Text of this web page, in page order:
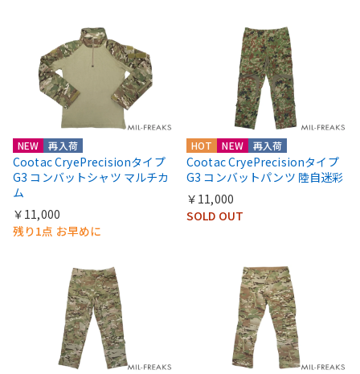
NEW 再入荷
Cootac CryePrecisionタイプ
G3 コンバットシャツ マルチカ
ム
￥11,000
残り1点 お早めに
HOT NEW 再入荷
Cootac CryePrecisionタイプ
G3 コンバットパンツ 陸自迷彩
￥11,000
SOLD OUT